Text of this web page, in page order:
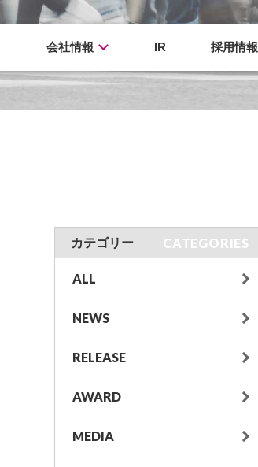
会社情報 IR 採用情報
カテゴリー CATEGORIES
ALL
NEWS
RELEASE
AWARD
MEDIA